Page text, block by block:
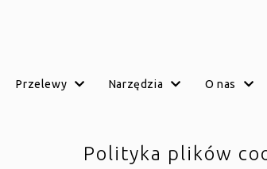
przelewy narzędzia o nas
Polityka plików